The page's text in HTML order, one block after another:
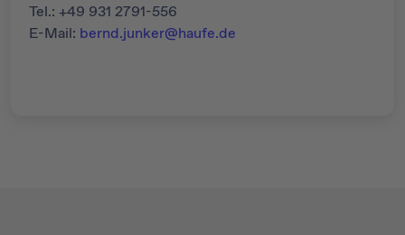
Tel.: +49 931 2791-556
E-Mail: bernd.junker@haufe.de